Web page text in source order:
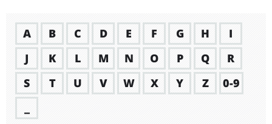
A B C D E F G H
I
J
K L M N O P Q
R
S
T U V W X Y Z
0-9